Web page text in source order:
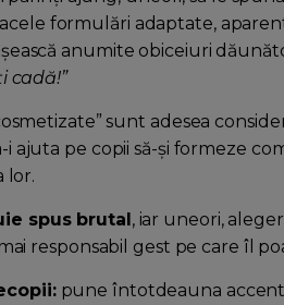
formulări adaptate,
anumite obiceiuri
cadă!”
sunt adesea
ajuta pe copii să-și formeze
lor.
spus brutal, iar uneori,
responsabil gest pe care îl
pune întotdeauna accent